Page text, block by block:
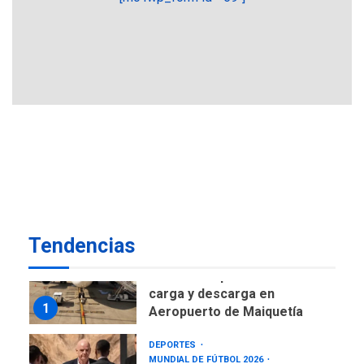
Tendencias
ÚLTIMA HORA
DESTACADOS
NACIONALES
1
carga y descarga en
Aeropuerto de Maiquetía
DEPORTES
MUNDIAL DE FÚTBOL 2026